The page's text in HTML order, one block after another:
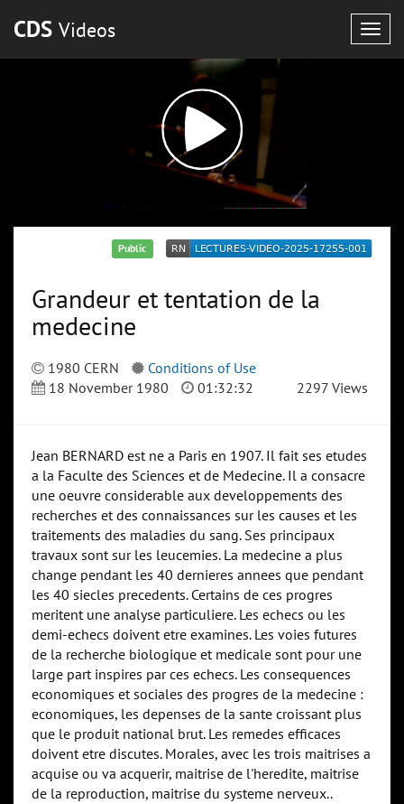
CDS Videos
Public
Grandeur et tentation de la
medecine
1980 CERN
Conditions of Use
18 November 1980
01:32:32 2297 Views
Jean BERNARD est ne a Paris en 1907. Il fait ses etudes
a la Faculte des Sciences et de Medecine. Il a consacre
une oeuvre considerable aux developpements des
recherches et des connaissances sur les causes et les
traitements des maladies du sang. Ses principaux
travaux sont sur les leucemies. La medecine a plus
change pendant les 40 dernieres annees que pendant
les 40 siecles precedents. Certains de ces progres
meritent une analyse particuliere. Les echecs ou les
demi-echecs doivent etre examines. Les voies futures
de la recherche biologique et medicale sont pour une
large part inspires par ces echecs. Les consequences
economiques et sociales des progres de la medecine :
economiques, les depenses de la sante croissant plus
que le produit national brut. Les remedes efficaces
doivent etre discutes. Morales, avec les trois maitrises a
acquise ou va acquerir, maitrise de l'heredite, maitrise
de la reproduction, maitrise du systeme nerveux..